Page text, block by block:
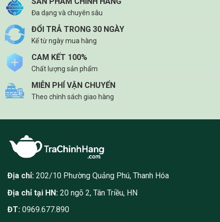
Đa dạng và chuyên sâu
ĐỔI TRẢ TRONG 30 NGÀY
Kể từ ngày mua hàng
CAM KẾT 100%
Chất lượng sản phẩm
MIỄN PHÍ VẬN CHUYỂN
Theo chính sách giao hàng
Địa chỉ: 202/10 Phường Quảng Phú, Thanh Hóa
Địa chỉ tại HN: 20 ngõ 2, Tân Triều, HN
ĐT: 0969.677.890